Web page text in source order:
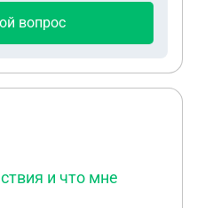
я покупала онлайн , а
вопрос
и что мне